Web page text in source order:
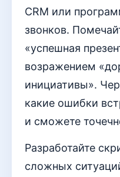
CRM или
звонков.
«успешная
возражением
инициативы».
какие ошибки
и сможете
Разработайте
сложных